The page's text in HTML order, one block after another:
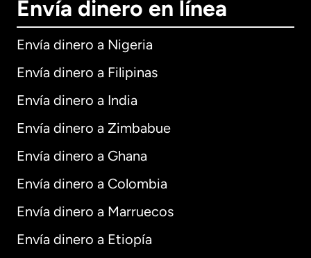
Envía dinero en línea
Envía dinero a Nigeria
Envía dinero a Filipinas
Envía dinero a India
Envía dinero a Zimbabue
Envía dinero a Ghana
Envía dinero a Colombia
Envía dinero a Marruecos
Envía dinero a Etiopía